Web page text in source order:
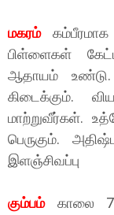
மகரம்கம்பீரமாக
பிள்ளைகள்
ஆதாயம் உண்டு.
கிடைக்கும்.
மாற்றுவீர்கள்.
பெருகும்.
இளஞ்சிவப்பு
கும்பம்காலை